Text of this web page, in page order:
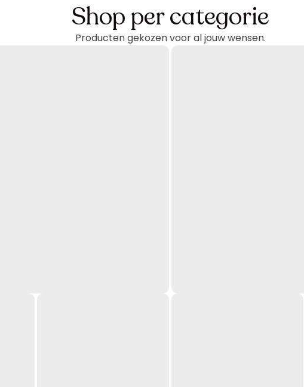
Shop per categorie
Producten gekozen voor al jouw wensen.